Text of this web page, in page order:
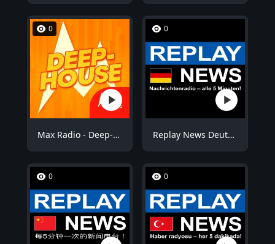
0
Max Radio - Deep-House
0
Replay News Deutsch
0 0